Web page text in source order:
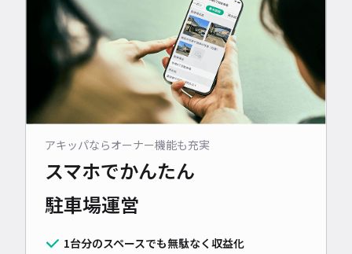
アキッパならオーナー機能も充実
スマホでかんたん
駐車場運営
1台分のスペースでも無駄なく収益化